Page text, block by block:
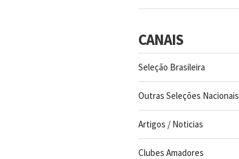
CANAIS
Seleção Brasileira
Outras Seleções Nacionais
Artigos / Noticias
Clubes Amadores